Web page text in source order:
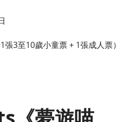
3至10歲小童票 + 1張成人票）